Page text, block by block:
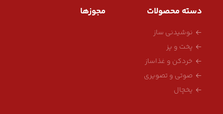
دسته محصولات
نوشیدنی ساز
پخت و پز
خردکن و غذاساز
صوتی و تصویری
یخچال
مجوزها